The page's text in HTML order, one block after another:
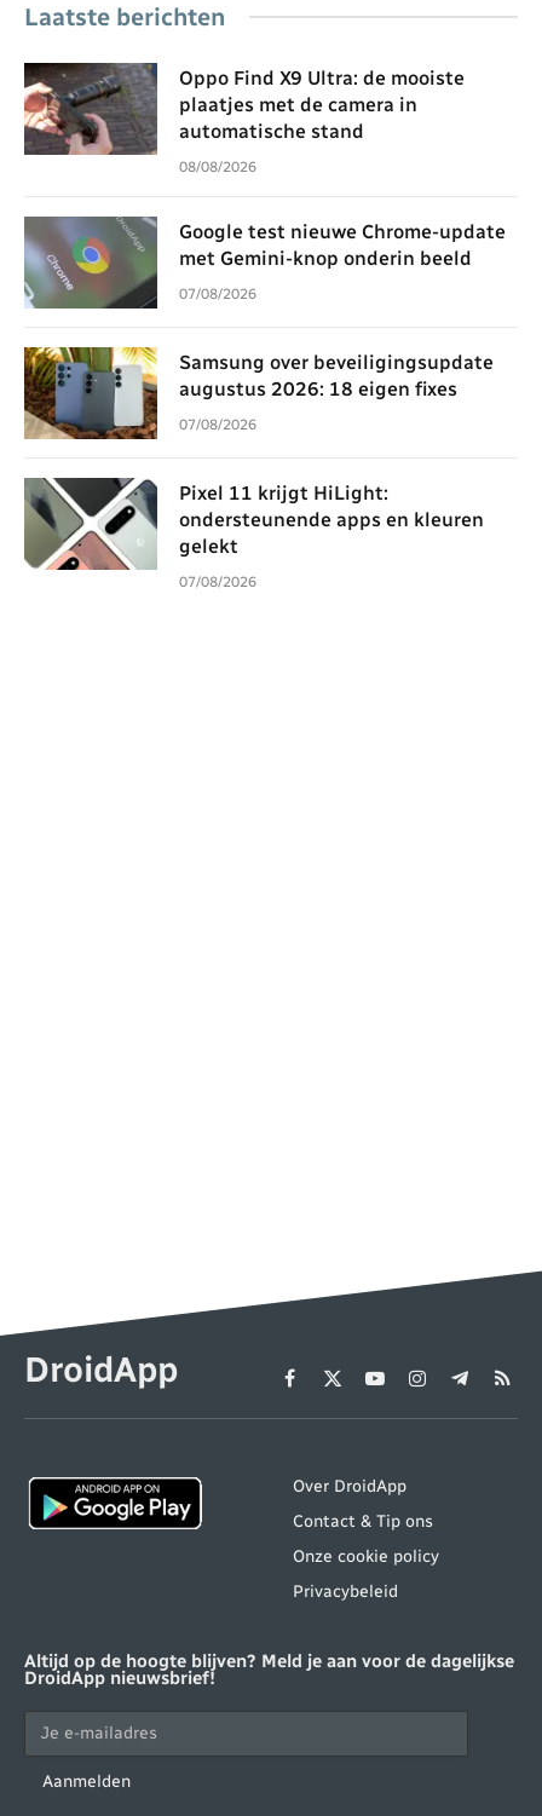
Laatste berichten
Oppo Find X9 Ultra: de mooiste
plaatjes met de camera in
automatische stand
08/08/2026
Google test nieuwe Chrome-update
met Gemini-knop onderin beeld
07/08/2026
Samsung over beveiligingsupdate
augustus 2026: 18 eigen fixes
07/08/2026
Pixel 11 krijgt HiLight:
ondersteunende apps en kleuren
gelekt
07/08/2026
DroidApp Facebook
X
(Twitter)
YouTubeInstagram
Telegram
RSS
Over DroidApp
Contact & Tip ons
Onze cookie policy
Privacybeleid
Altijd op de hoogte blijven? Meld je aan voor de dagelijkse
DroidApp nieuwsbrief!
Aanmelden